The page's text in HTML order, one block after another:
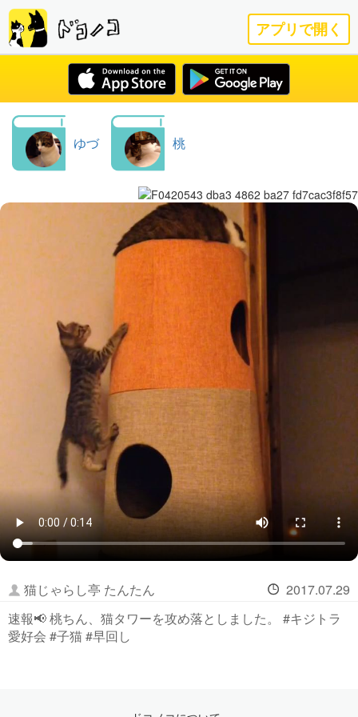
アプリで開く
ゆづ 桃
猫じゃらし亭 たんたん
2017.07.29
速報📢 桃ちん、猫タワーを攻め落としました。 #キジトラ
愛好会 #子猫 #早回し